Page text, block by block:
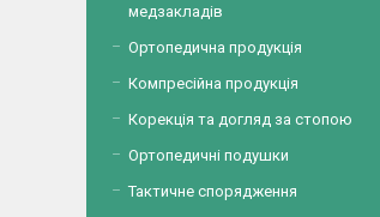
медзакладів
Ортопедична продукція
Компресійна продукція
Корекція та догляд за стопою
Ортопедичні подушки
Тактичне спорядження